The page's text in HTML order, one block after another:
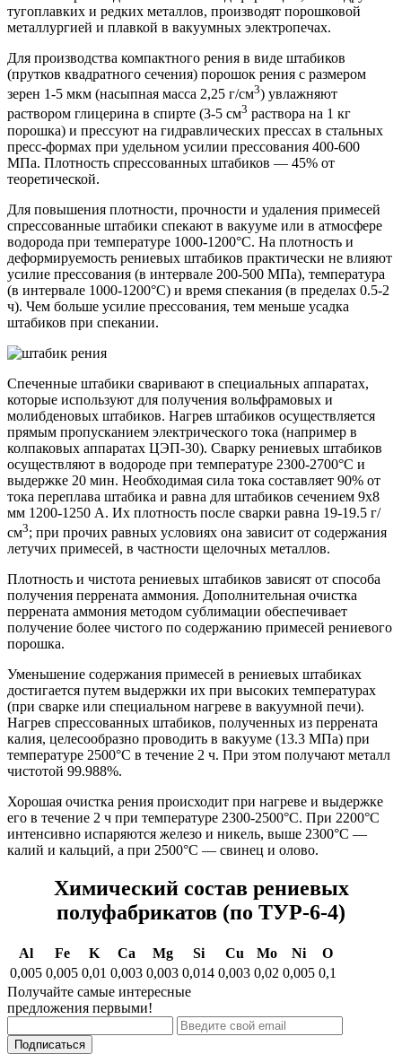
тугоплавких и редких металлов, производят порошковой
металлургией и плавкой в вакуумных электропечах.
Для производства компактного рения в виде штабиков
(прутков квадратного сечения) поро­шок рения с размером
зерен 1-5 мкм (насыпная масса 2,25 г/см3) увлажняют
раствором глицерина в спирте (3-5 см3 раствора на 1 кг
порошка) и прессуют на гидравлических прессах в стальных
пресс-формах при удельном усилии прессования 400-600
МПа. Плотность спрессованных штаби­ков — 45% от
теоретической.
Для повышения плотности, прочности и удаления примесей
спрессованные штабики спекают в вакууме или в атмосфере
водорода при температуре 1000-1200°С. На плотность и
деформируе­мость рениевых штабиков практически не влияют
усилие прессования (в интервале 200-500 МПа), температура
(в интервале 1000-1200°С) и время спекания (в пределах 0.5-2
ч). Чем больше усилие прессования, тем меньше усадка
штабиков при спекании.
Спеченные штабики сваривают в специальных аппаратах,
которые используют для получения вольфрамовых и
молибденовых штабиков. Нагрев штабиков осуществляется
прямым пропуска­нием электрического тока (например в
колпаковых аппаратах ЦЭП-30). Сварку рениевых штаби­ков
осуществляют в водороде при температуре 2300-2700°С и
выдержке 20 мин. Необходимая сила тока составляет 90% от
тока переплава штабика и равна для штабиков сечением 9x8
мм 1200-1250 А. Их плотность после сварки равна 19-19.5 г/
см3; при прочих равных условиях она зависит от содержания
летучих примесей, в частности щелочных металлов.
Плотность и чистота рениевых штабиков зависят от способа
получения перрената аммония. Дополнительная очистка
перрената аммония методом сублимации обеспечивает
получение более чистого по содержанию примесей рениевого
порошка.
Уменьшение содержания примесей в рениевых штабиках
достигается путем выдержки их при высоких температурах
(при сварке или специальном нагреве в вакуумной печи).
Нагрев спрессо­ванных штабиков, полученных из перрената
калия, целесообразно проводить в вакууме (13.3 МПа) при
температуре 2500°С в течение 2 ч. При этом получают металл
чистотой 99.988%.
Хорошая очистка рения происходит при нагреве и выдержке
его в течение 2 ч при температуре 2300-2500°С. При 2200°С
интенсивно испаряются железо и никель, выше 2300°С —
калий и кальций, а при 2500°С — свинец и олово.
Химический состав рениевых
полуфабрикатов (по ТУР-6-4)
Al Fe K Ca Mg Si Cu Mo Ni
O
0,005 0,005 0,01 0,003 0,003 0,014 0,003 0,02 0,005 0,1
Получайте самые интересные
предложения первыми!
Подписаться